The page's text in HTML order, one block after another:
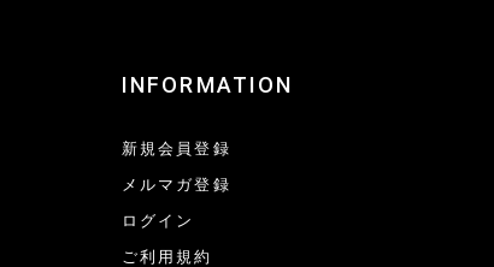
INFORMATION
新規会員登録
メルマガ登録
ログイン
ご利用規約